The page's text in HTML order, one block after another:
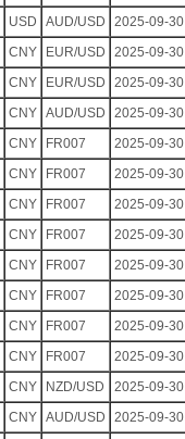
USD AUD/USD 2025-09-30
CNY EUR/USD 2025-09-30
CNY EUR/USD 2025-09-30
CNY AUD/USD 2025-09-30
CNY FR007 2025-09-30
CNY FR007 2025-09-30
CNY FR007 2025-09-30
CNY FR007 2025-09-30
CNY FR007 2025-09-30
CNY FR007 2025-09-30
CNY FR007 2025-09-30
CNY FR007 2025-09-30
CNY NZD/USD 2025-09-30
CNY AUD/USD 2025-09-30